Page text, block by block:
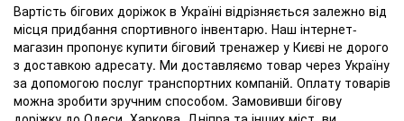
Вартість бігових доріжок в Україні відрізняється залежно від
місця придбання спортивного інвентарю. Наш інтернет-
магазин пропонує купити біговий тренажер у Києві не дорого
з доставкою адресату. Ми доставляємо товар через Україну
за допомогою послуг транспортних компаній. Оплату товарів
можна зробити зручним способом. Замовивши бігову